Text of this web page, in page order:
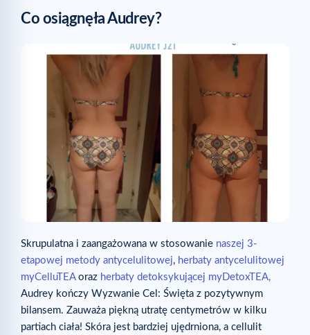
Co osiągnęła Audrey?
Skrupulatna i zaangażowana w stosowanie naszej 3-
etapowej metody antycelulitowej, herbaty antycelulitowej
myCelluTEAoraz herbaty detoksykującej myDetoxTEA,
Audrey kończy Wyzwanie Cel: Święta z pozytywnym
bilansem. Zauważa piękną utratę centymetrów w kilku
partiach ciała! Skóra jest bardziej ujędrniona, a cellulit